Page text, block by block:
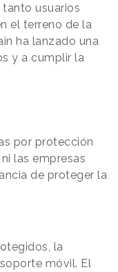
usuarios
el terreno de la
ha lanzado una
y a cumplir la
por protección
las empresas
de proteger la
la
móvil. El